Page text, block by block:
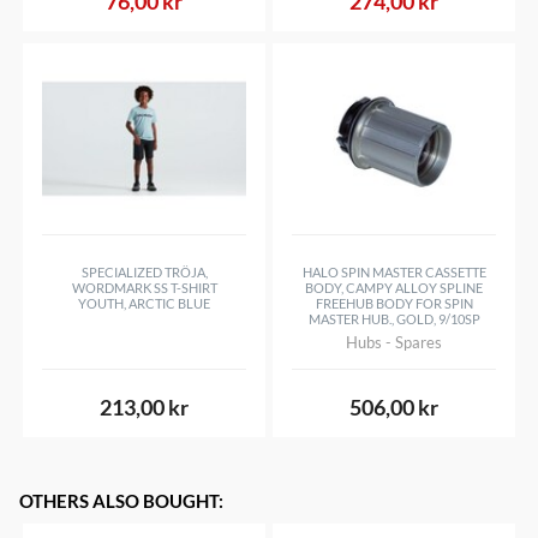
SPECIALIZED TRÖJA,
WORDMARK SS T-SHIRT
YOUTH, ARCTIC BLUE
213,00 kr
HALO SPIN MASTER CASSETTE
BODY, CAMPY ALLOY SPLINE
FREEHUB BODY FOR SPIN
MASTER HUB., GOLD, 9/10SP
Hubs - Spares
506,00 kr
OTHERS ALSO BOUGHT: